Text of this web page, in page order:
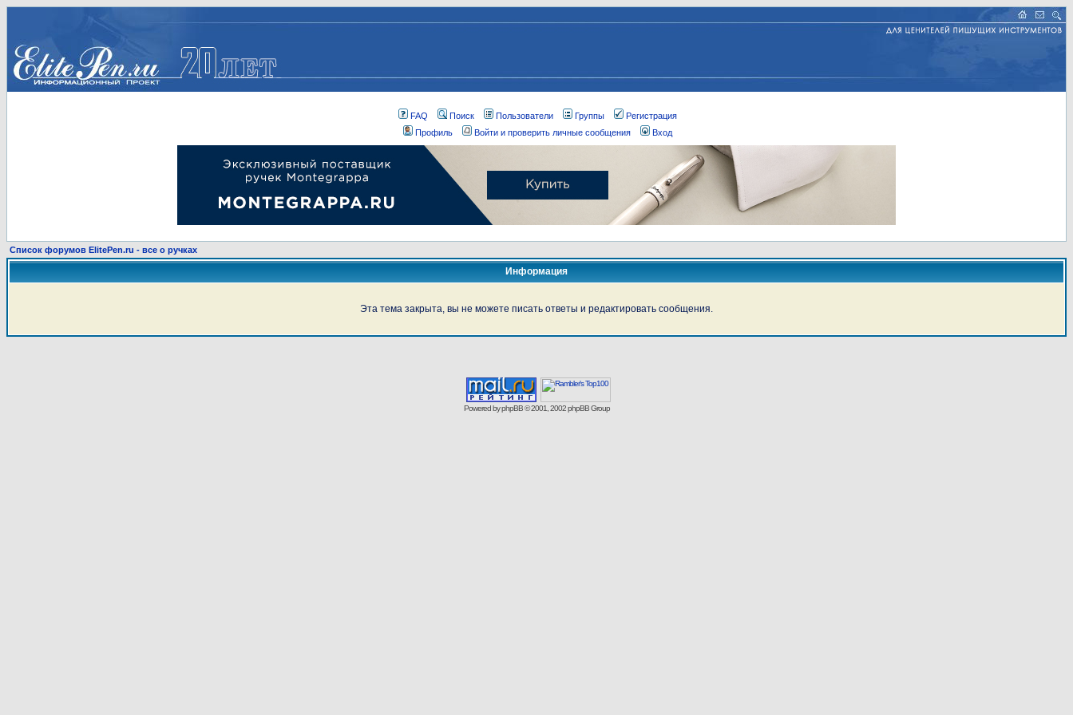
FAQ Поиск Пользователи Группы
Регистрация
Профиль
Войти и проверить личные сообщения Вход
Список форумов ElitePen.ru - все о ручках
Информация
Эта тема закрыта, вы не можете писать ответы и редактировать сообщения.
Powered byphpBB© 2001, 2002 phpBB Group